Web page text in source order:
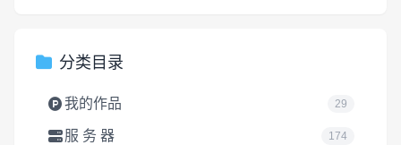
分类目录
我的作品 29
服 务 器 174